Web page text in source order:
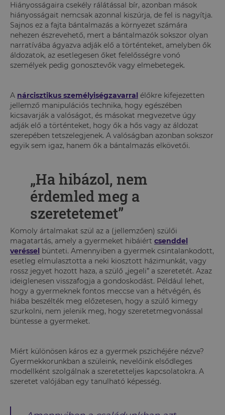
Hiányosságaira csekély rálátással bír, azonban mások
hiányosságait nemcsak azonnal kiszúrja, de fel is nagyítja.
Sajnos ez a fajta bántalmazás a környezet számára
nehezen észrevehető, mert a bántalmazók sokszor olyan
narratívába ágyazva adják elő a történteket, amelyben ők
áldozatok, az esetlegesen őket felelősségre vonó
személyek pedig gonosztevők vagy elmebetegek.
A nárcisztikus személyiségzavarral élőkre kifejezetten
jellemző manipulációs technika, hogy egészében
kicsavarják a valóságot, és másokat megvezetve úgy
adják elő a történteket, hogy ők a hős vagy az áldozat
szerepében tetszelegjenek. A valóságban azonban sokszor
egyik sem igaz, hanem ők a bántalmazás elkövetői.
„Ha hibázol, nem
érdemled meg a
szeretetemet”
Komoly ártalmakat szül az a (jellemzően) szülői
magatartás, amely a gyermeket hibáiért csenddel
veréssel bünteti. Amennyiben a gyermek csintalankodott,
esetleg elmulasztotta a neki kiosztott házimunkát, vagy
rossz jegyet hozott haza, a szülő „jegeli” a szeretetét. Azaz
ideiglenesen visszafogja a gondoskodást. Például lehet,
hogy a gyermeknek fontos meccse van a hétvégén, és
hiába beszélték meg előzetesen, hogy a szülő kimegy
szurkolni, nem jelenik meg, hogy szeretetmegvonással
büntesse a gyermeket.
Miért különösen káros ez a gyermek pszichéjére nézve?
Gyermekkorunkban a szüleink, nevelőink elsődleges
modellként szolgálnak a szeretetteljes kapcsolatokra. A
szeretet valójában egy tanulható képesség.